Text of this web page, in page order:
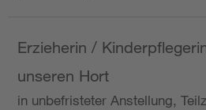
Erzieherin /
unseren Hort
in unbefristeter Anstellung,